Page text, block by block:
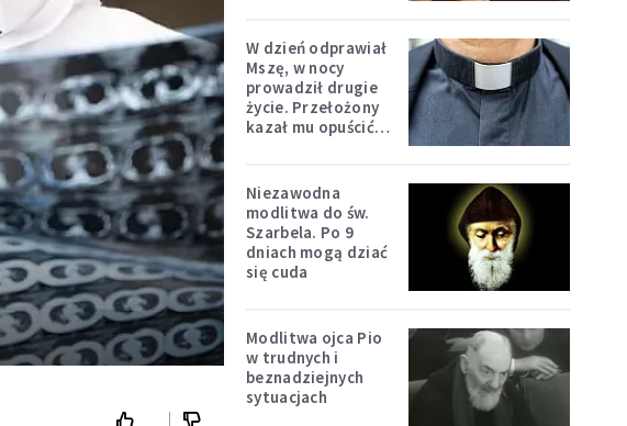
W dzień odprawiał
Mszę, w nocy
prowadził drugie
życie. Przełożony
kazał mu opuścić
Niezawodna
modlitwa do św.
Szarbela. Po 9
dniach mogą dziać
się cuda
Modlitwa ojca Pio
w trudnych i
beznadziejnych
sytuacjach